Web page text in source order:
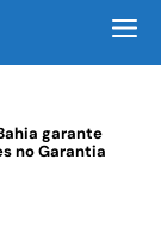
garante
no Garantia